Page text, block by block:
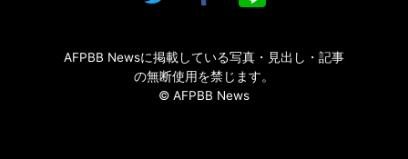
AFPBB Newsに掲載している写真・見出し・記事
の無断使用を禁じます。
© AFPBB News